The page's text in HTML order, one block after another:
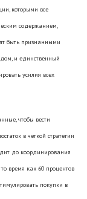
которыми все
содержанием,
быть признанными
и единственный
усилия всех
чтобы вести
в четкой стратегии
до координирования
время как 60 процентов
покупки в